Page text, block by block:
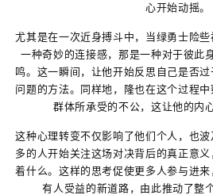
心开始动摇。
尤其是在一次近身搏斗中，当绿勇士险
一种奇妙的连接感，那是一种对于彼此
鸣。这一瞬间，让他开始反思自己是否
问题的方法。同样地，隆也在这个过程
群体所承受的不公，这让他的内
这种心理转变不仅影响了他们个人，也
多的人开始关注这场对决背后的真正意
着什么。这样的思考促使更多人参与进
有人受益的新道路，由此推动了整